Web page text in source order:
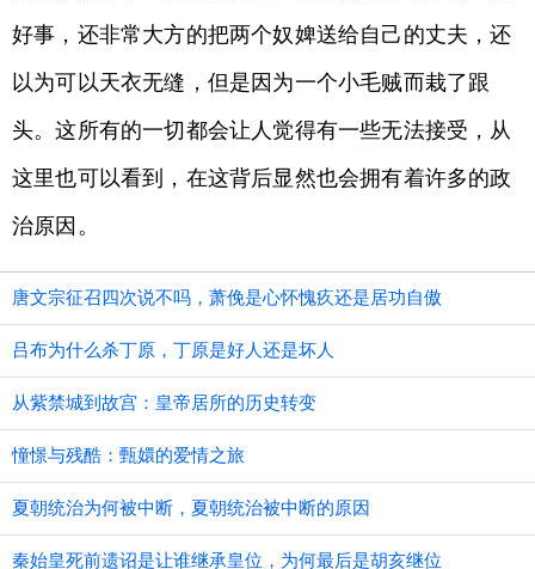
好事，还非常大方的把两个奴婢送给自己的丈夫，还
以为可以天衣无缝，但是因为一个小毛贼而栽了跟
头。这所有的一切都会让人觉得有一些无法接受，从
这里也可以看到，在这背后显然也会拥有着许多的政
治原因。
唐文宗征召四次说不吗，萧俛是心怀愧疚还是居功自傲
吕布为什么杀丁原，丁原是好人还是坏人
从紫禁城到故宫：皇帝居所的历史转变
憧憬与残酷：甄嬛的爱情之旅
夏朝统治为何被中断，夏朝统治被中断的原因
秦始皇死前遗诏是让谁继承皇位，为何最后是胡亥继位